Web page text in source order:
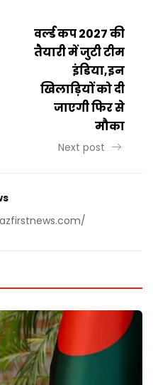
वर्ल्ड कप 2027 की
तैयारी में जुटी टीम
इंडिया,इन
खिलाड़ियों को दी
जाएगी फिर से
मौका
Next post